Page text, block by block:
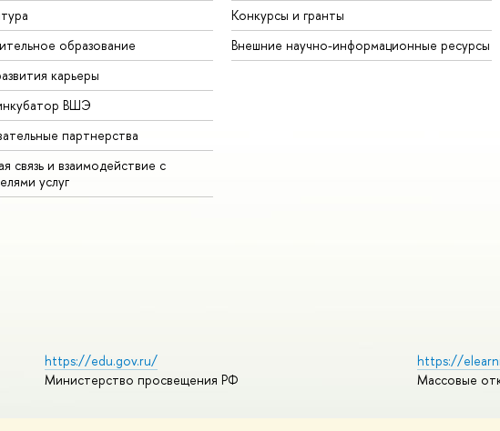
образование
карьеры
ВШЭ
партнерства
связь и взаимодействие с
услуг
Конкурсы и гранты
Внешние научно-информационные ресурсы
https://edu.gov.ru/
Министерство просвещения РФ
https://
Массовые